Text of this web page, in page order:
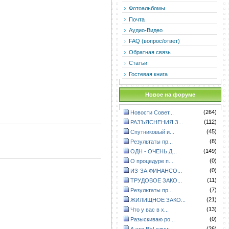
Фотоальбомы
Почта
Аудио-Видео
FAQ (вопрос/ответ)
Обратная связь
Статьи
Гостевая книга
Новое на форуме
Новости Совет...
(264)
РАЗЪЯСНЕНИЯ З...
(112)
Спутниковый и...
(45)
Результаты пр...
(8)
ОДН - ОЧЕНЬ Д...
(149)
О процедуре п...
(0)
ИЗ-ЗА ФИНАНСО...
(0)
ТРУДОВОЕ ЗАКО...
(11)
Результаты пр...
(7)
ЖИЛИЩНОЕ ЗАКО...
(21)
Что у вас в х...
(13)
Разыскиваю ро...
(0)